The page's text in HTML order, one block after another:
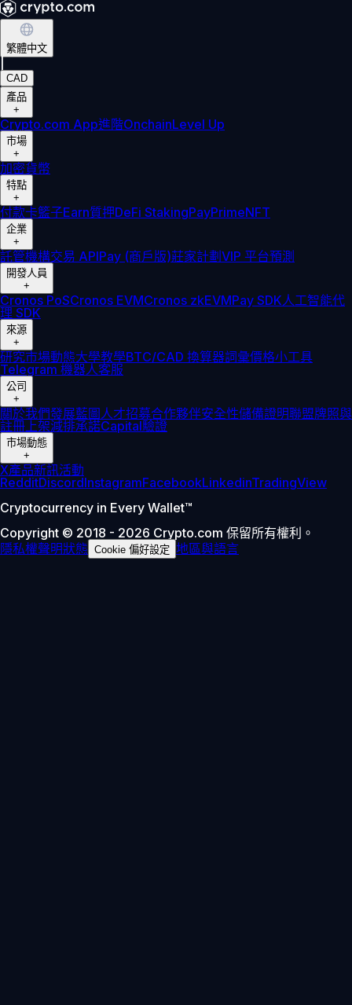
繁體中文
CAD
產品
+
Crypto.com App進階OnchainLevel Up
市場
+
加密貨幣
特點
+
付款卡籃子Earn質押DeFi StakingPayPrimeNFT
企業
+
託管機構交易 APIPay (商戶版)莊家計劃VIP 平台預測
開發人員
+
Cronos PoSCronos EVMCronos zkEVMPay SDK人工智能代
理 SDK
來源
+
研究市場動態大學教學BTC/CAD 換算器詞彙價格小工具
Telegram 機器人客服
公司
+
關於我們發展藍圖人才招募合作夥伴安全性儲備證明聯盟牌照與
註冊 上架減排承諾Capital驗證
市場動態
+
X產品新訊活動
RedditDiscordInstagramFacebookLinkedinTradingView
Cryptocurrency in Every Wallet™
Copyright © 2018 - 2026 Crypto.com 保留所有權利。
隱私權聲明狀態 Cookie 偏好設定 地區與語言